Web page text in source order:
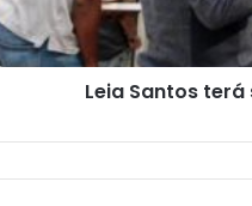
Leia Santos